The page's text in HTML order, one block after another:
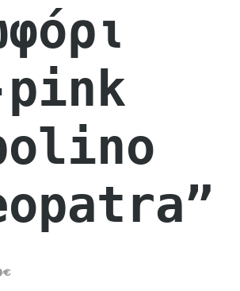
€Price